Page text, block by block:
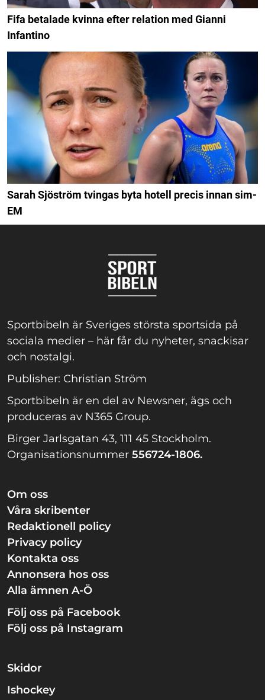
Fifa betalade kvinna efter relation med Gianni
Infantino
Sarah Sjöström tvingas byta hotell precis innan sim-
EM
Sportbibeln är Sveriges största sportsida på
sociala medier – här får du nyheter, snackisar
och nostalgi.
Publisher: Christian Ström
Sportbibeln är en del av Newsner, ägs och
produceras av N365 Group.
Birger Jarlsgatan 43, 111 45 Stockholm.
Organisationsnummer 556724-1806.
Om oss
Våra skribenter
Redaktionell policy
Privacy policy
Kontakta oss
Annonsera hos oss
Alla ämnen A-Ö
Följ oss på Facebook
Följ oss på Instagram
Skidor
Ishockey